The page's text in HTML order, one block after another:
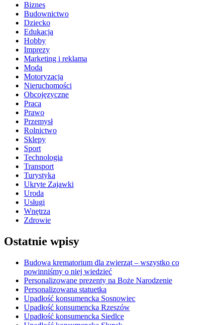
Biznes
Budownictwo
Dziecko
Edukacja
Hobby
Imprezy
Marketing i reklama
Moda
Motoryzacja
Nieruchomości
Obcojęzyczne
Praca
Prawo
Przemysł
Rolnictwo
Sklepy
Sport
Technologia
Transport
Turystyka
Ukryte Zajawki
Uroda
Usługi
Wnętrza
Zdrowie
Ostatnie wpisy
Budowa krematorium dla zwierząt – wszystko co
powinniśmy o niej wiedzieć
Personalizowane prezenty na Boże Narodzenie
Personalizowana statuetka
Upadłość konsumencka Sosnowiec
Upadłość konsumencka Rzeszów
Upadłość konsumencka Siedlce